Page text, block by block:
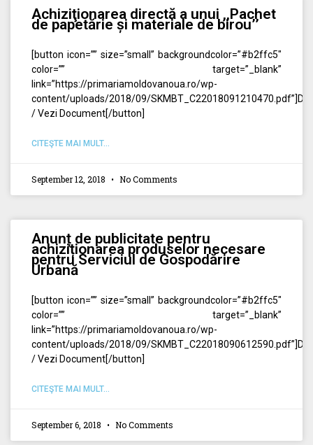
Achiziţionarea directă a unui ,,Pachet
de papetărie și materiale de birou’’
[button icon=”” size=”small” backgroundcolor=”#b2ffc5″
color=”” target=”_blank”
link=”https://primariamoldovanoua.ro/wp-
content/uploads/2018/09/
/ Vezi Document[/button]
CITEŞTE MAI MULT...
September 12, 2018 No Comments
Anunț de publicitate pentru
achiziționarea produselor necesare
pentru Serviciul de Gospodărire
Urbană
[button icon=”” size=”small” backgroundcolor=”#b2ffc5″
color=”” target=”_blank”
link=”https://primariamoldovanoua.ro/wp-
content/uploads/2018/09/
/ Vezi Document[/button]
CITEŞTE MAI MULT...
September 6, 2018 No Comments